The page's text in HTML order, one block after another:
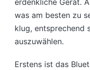
was am besten zu
klug, entsprechend
auszuwählen.
Erstens ist das